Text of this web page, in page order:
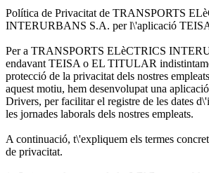
Política de Privacitat de TRANSPORTS
INTERURBANS S.A. per l\'aplicació
Per a TRANSPORTS ELèCTRICS
endavant TEISA o EL TITULAR
protecció de la privacitat dels nostres
aquest motiu, hem desenvolupat una
Drivers, per facilitar el registre de les dates
les jornades laborals dels nostres empleats.
A continuació, t\'expliquem els termes
de privacitat.